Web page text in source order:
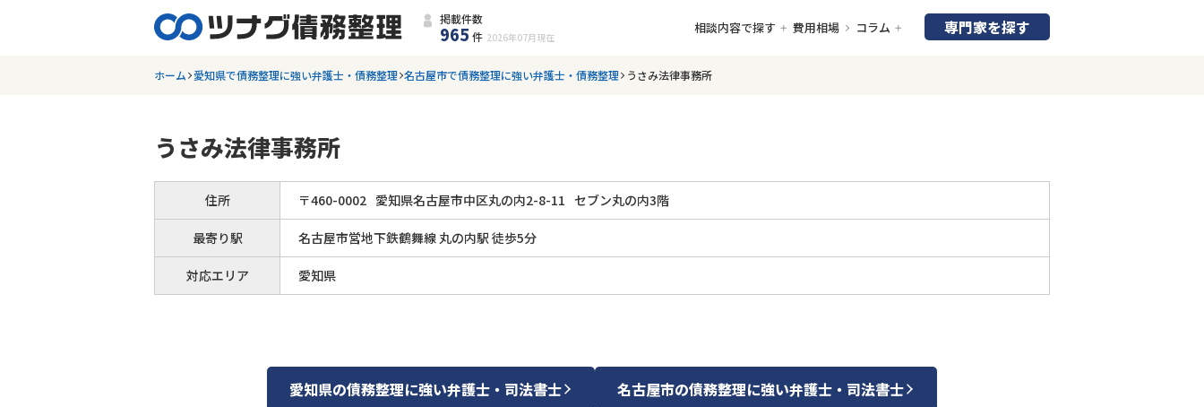
掲載件数
965 件 2026年07月 現在
相談内容で探す 費用相場 コラム 専門家を探す
ホーム 愛知県で債務整理に強い弁護士・債務整理 名古屋市で債務整理に強い弁護士・債務整理 うさみ法律事務所
うさみ法律事務所
住所 〒460-0002 愛知県名古屋市中区丸の内2-8-11 セブン丸の内3階
最寄り駅 名古屋市営地下鉄鶴舞線 丸の内駅 徒歩5分
対応エリア 愛知県
愛知県の債務整理に強い弁護士・司法書士 名古屋市の債務整理に強い弁護士・司法書士